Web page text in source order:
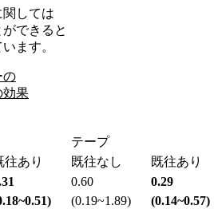
しては
できると
ます。
の
効果
テープ
往あり 既往なし
既往あり
0.60
0.29
(0.19~1.89) (0.14~0.57)